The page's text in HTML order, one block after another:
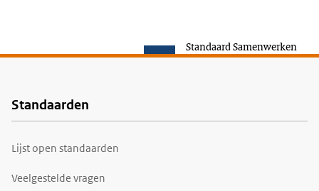
Standaard Samenwerken
Voet
Standaarden
Lijst open standaarden
Veelgestelde vragen